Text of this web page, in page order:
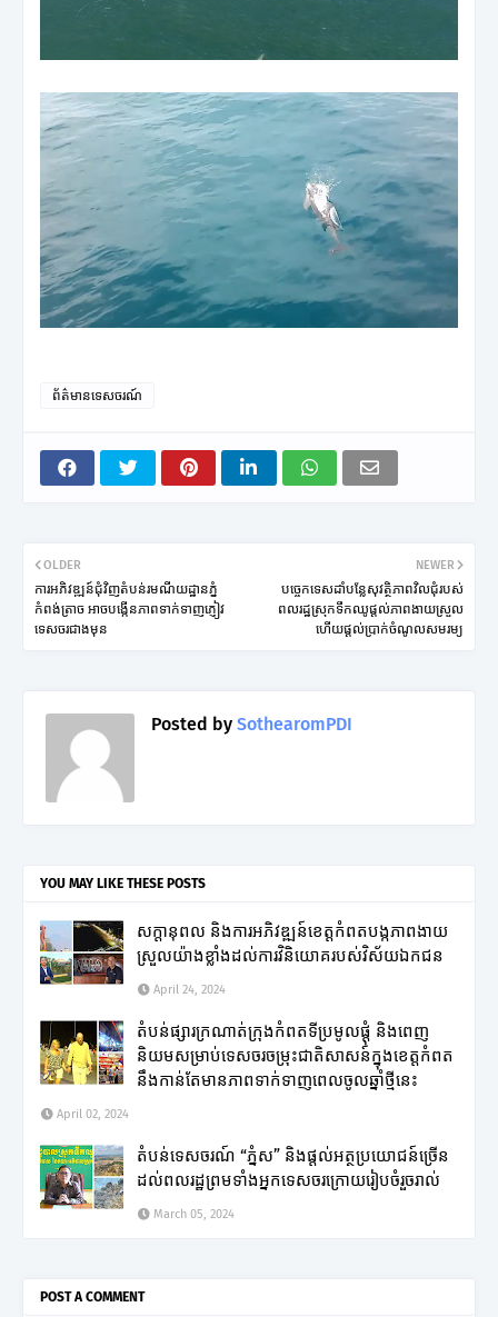
ព័ត៌មានទេសចរណ៍
NEWER
បច្ចេកទេសដាំបន្លែសុវត្ថិភាពវិលជុំរបស់
ពលរដ្ឋស្រុកទឹកឈូផ្តល់ភាពងាយស្រួល
ហើយផ្តល់ប្រាក់ចំណូលសមរម្យ
OLDER
ការអភិវឌ្ឍន៍ជុំវិញតំបន់រមណីយដ្ឋានភ្នំ​
កំពង់​ត្រាច អាច​បង្កើន​ភាព​ទាក់​ទាញ​ភ្ញៀវ​
ទេស​ចរ​ជាងមុន
Posted by SothearomPDI
YOU MAY LIKE THESE POSTS
សក្តានុពល និងការអភិវឌ្ឍន៍ខេត្តកំពតបង្កភាពងាយ
ស្រួលយ៉ាងខ្លាំងដល់ការវិនិយោគរបស់វិស័យឯកជន
April 24, 2024
តំបន់ផ្សារក្រណាត់ក្រុងកំពតទីប្រមូលផ្តុំ និងពេញ
និយមសម្រាប់ទេសចរចម្រុះជាតិសាសន៍ក្នុងខេត្តកំពត
នឹងកាន់តែមានភាពទាក់ទាញពេលចូលឆ្នាំថ្មីនេះ
April 02, 2024
តំបន់ទេសចរណ៍ “ភ្នំស” និងផ្តល់អត្ថប្រយោជន៍ច្រើន
ដល់ពលរដ្ឋព្រមទាំងអ្នកទេសចរក្រោយរៀបចំរួចរាល់
March 05, 2024
POST A COMMENT